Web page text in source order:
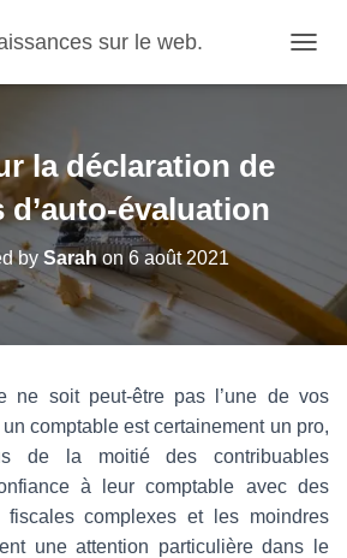
sur le web.
la déclaration de
d’auto-évaluation
by Sarahon 6 août 2021
ne soit peut-être pas l’une de vos
comptable est certainement un pro,
de la moitié des contribuables
à leur comptable avec des
fiscales complexes et les moindres
une attention particulière dans le